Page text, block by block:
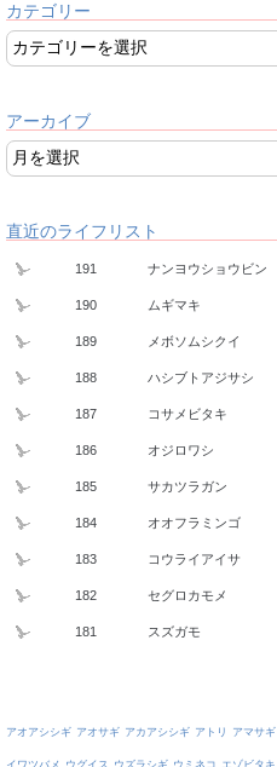
カテゴリー
アーカイブ
直近のライフリスト
191 ナンヨウショウビン
190 ムギマキ
189 メボソムシクイ
188 ハシブトアジサシ
187 コサメビタキ
186 オジロワシ
185 サカツラガン
184 オオフラミンゴ
183 コウライアイサ
182 セグロカモメ
181 スズガモ
アオアシシギ アオサギ アカアシシギ アトリ アマサギ
イワツバメ ウグイス ウズラシギ ウミネコ エゾビタキ